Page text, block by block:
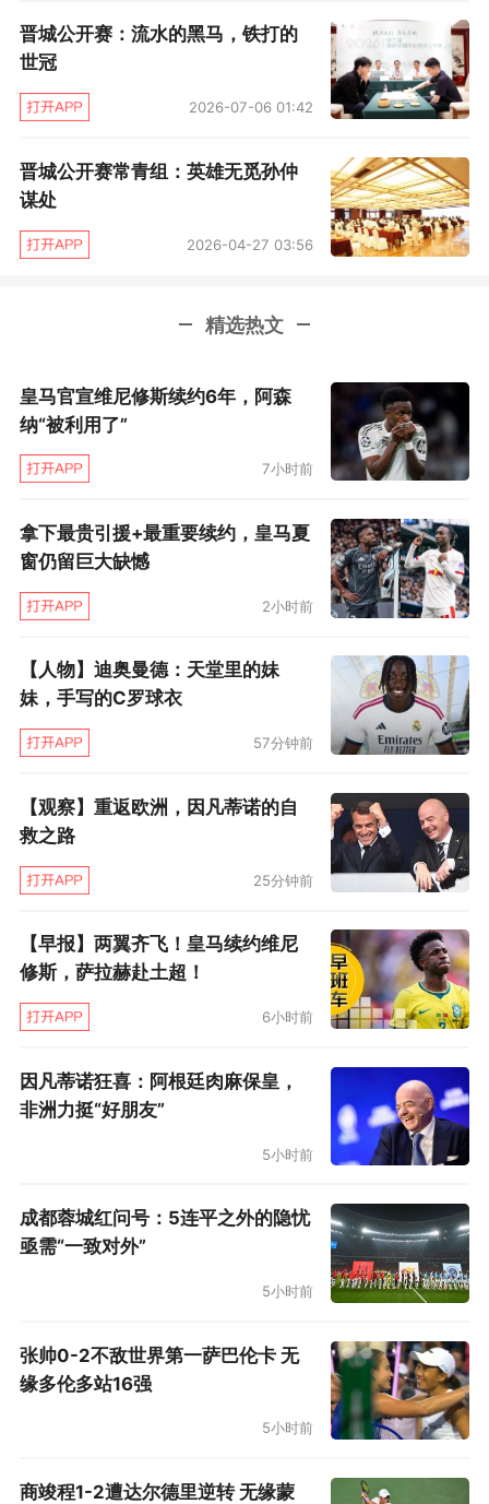
还有四位年轻女棋手获得与一线男子高手硬碰硬
对抗之机。首轮周泓余七段、方若曦六段、丁明
君四段分别不敌丁浩九段、李雨昂四段、党毅飞
九段，其中丁明君对世界大赛两冠王党毅飞那盘
棋一度胜率接近百分百，若非后半盘“手抖”，即
可爆出全场最大冷门。
二轮半目惜败于另一位世界冠军江维杰九段。能
小溪来说，赢的何止半目，而是百目、千目的职
业信心。
军，前三轮他连胜檀啸九段、芈昱廷九段和李轩
豪九段，八强战败给丁浩九段。他此次参赛，受
益于晋城公开赛本赛“扩军”，四战世界冠军，于
给他创造的机遇。
晋城公开赛：流水的黑马，铁打的
世冠
2026-07-06 01:42
晋城公开赛常青组：英雄无觅孙仲
谋处
2026-04-27 03:56
精选热文
皇马官宣维尼修斯续约6年，阿森
纳“被利用了”
7小时前
拿下最贵引援+最重要续约，皇马夏
窗仍留巨大缺憾
2小时前
【人物】迪奥曼德：天堂里的妹
妹，手写的C罗球衣
57分钟前
【观察】重返欧洲，因凡蒂诺的自
救之路
25分钟前
【早报】两翼齐飞！皇马续约维尼
修斯，萨拉赫赴土超！
6小时前
因凡蒂诺狂喜：阿根廷肉麻保皇，
非洲力挺“好朋友”
5小时前
成都蓉城红问号：5连平之外的隐忧
亟需“一致对外”
5小时前
张帅0-2不敌世界第一萨巴伦卡 无
缘多伦多站16强
5小时前
商竣程1-2遭达尔德里逆转 无缘蒙